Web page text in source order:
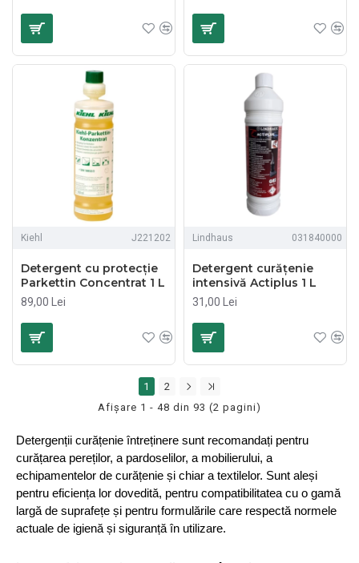
Kiehl J221202
Detergent cu protecție
Parkettin Concentrat 1 L
89,00 Lei
Lindhaus 031840000
Detergent curățenie
intensivă Actiplus 1 L
31,00 Lei
1
2
Afişare 1 - 48 din 93 (2 pagini)
Detergenții curățenie întreținere sunt recomandați pentru
curățarea pereților, a pardoselilor, a mobilierului, a
echipamentelor de curățenie și chiar a textilelor. Sunt aleși
pentru eficiența lor dovedită, pentru compatibilitatea cu o gamă
largă de suprafețe și pentru formulările care respectă normele
actuale de igienă și siguranță în utilizare.